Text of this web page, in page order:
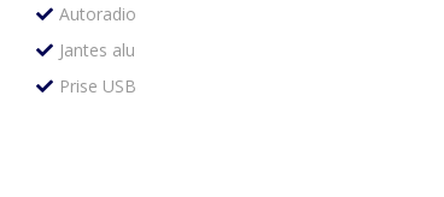
Autoradio
Jantes alu
Prise USB